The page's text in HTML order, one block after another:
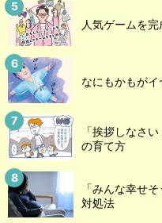
人気ゲームを
なにもかもが
「挨拶しなさ
の育て方
「みんな幸せ
対処法